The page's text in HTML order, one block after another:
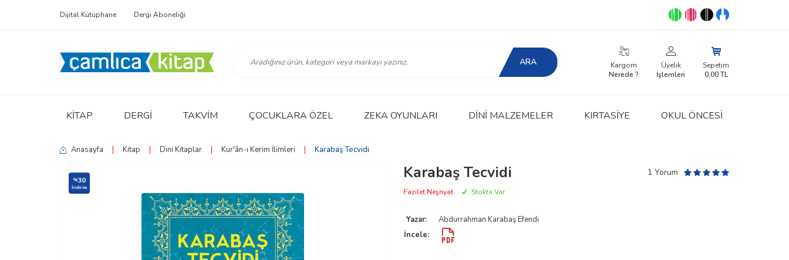
Dijital Kütüphane Dergi Aboneliği
ARA
Kargom
Nerede ?
Üyelik
İşlemleri
Sepetim
0,00TL
KITAP DERGI TAKVIM ÇOCUKLARA ÖZEL ZEKA OYUNLARI DINI MALZEMELER KIRTASIYE OKUL ÖNCESİ
Anasayfa | Kitap | Dini Kitaplar | Kur'ân-ı Kerim İlimleri | Karabaş Tecvidi
%30
İndirim
Karabaş Tecvidi 1 Yorum
Fazilet Neşriyat Stokta Var
Yazar:
Abdurrahman Karabaş Efendi
İncele: